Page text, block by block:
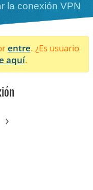
la conexión VPN
entre. ¿Es usuario
aquí.
›